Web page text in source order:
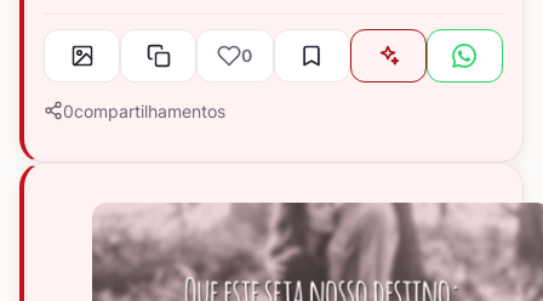
0
0compartilhamentos